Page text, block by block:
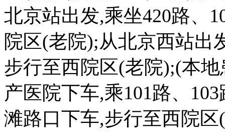
北京站出发,乘坐420路、
院区(老院);从北京西站出
步行至西院区(老院);(本
产医院下车,乘101路、
滩路口下车,步行至西院区